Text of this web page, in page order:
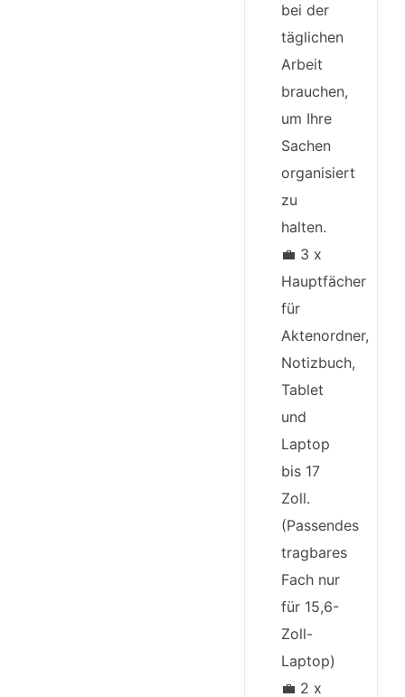
bei der
täglichen
Arbeit
brauchen,
um Ihre
Sachen
organisiert
zu
halten.
💼 3 x
Hauptfächer
für
Aktenordner,
Notizbuch,
Tablet
und
Laptop
bis 17
Zoll.
(Passendes
tragbares
Fach nur
für 15,6-
Zoll-
Laptop)
💼 2 x